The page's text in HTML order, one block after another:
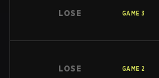
LOSE GAME 3
LOSE GAME 2